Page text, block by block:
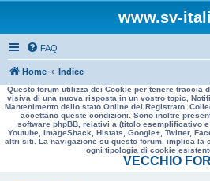
www.sv-
FAQ
Home Indice
Questo forum utilizza dei Cookie per tenere traccia
visiva di una nuova risposta in un vostro topic,
Mantenimento dello stato Online del Registrato.
accettano queste condizioni. Sono inoltre
software phpBB, relativi a (titolo esemplificativo
Youtube, ImageShack, Histats, Google+, Twitter,
altri siti. La navigazione su questo forum, implica la
ogni tipologia di cookie
VECCHIO